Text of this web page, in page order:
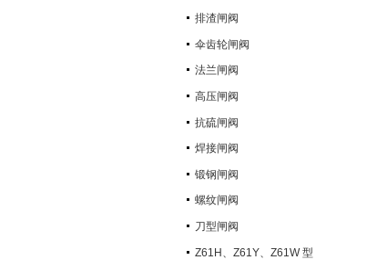
排渣闸阀
伞齿轮闸阀
法兰闸阀
高压闸阀
抗硫闸阀
焊接闸阀
锻钢闸阀
螺纹闸阀
刀型闸阀
Z61H、Z61Y、Z61W 型